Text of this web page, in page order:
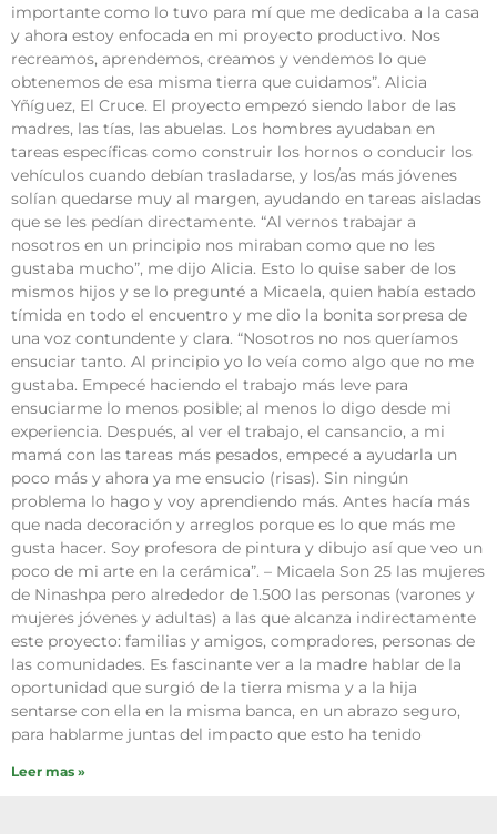
importante como lo tuvo para mí que me dedicaba a la casa
y ahora estoy enfocada en mi proyecto productivo. Nos
recreamos, aprendemos, creamos y vendemos lo que
obtenemos de esa misma tierra que cuidamos”. Alicia
Yñíguez, El Cruce. El proyecto empezó siendo labor de las
madres, las tías, las abuelas. Los hombres ayudaban en
tareas específicas como construir los hornos o conducir los
vehículos cuando debían trasladarse, y los/as más jóvenes
solían quedarse muy al margen, ayudando en tareas aisladas
que se les pedían directamente. “Al vernos trabajar a
nosotros en un principio nos miraban como que no les
gustaba mucho”, me dijo Alicia. Esto lo quise saber de los
mismos hijos y se lo pregunté a Micaela, quien había estado
tímida en todo el encuentro y me dio la bonita sorpresa de
una voz contundente y clara. “Nosotros no nos queríamos
ensuciar tanto. Al principio yo lo veía como algo que no me
gustaba. Empecé haciendo el trabajo más leve para
ensuciarme lo menos posible; al menos lo digo desde mi
experiencia. Después, al ver el trabajo, el cansancio, a mi
mamá con las tareas más pesados, empecé a ayudarla un
poco más y ahora ya me ensucio (risas). Sin ningún
problema lo hago y voy aprendiendo más. Antes hacía más
que nada decoración y arreglos porque es lo que más me
gusta hacer. Soy profesora de pintura y dibujo así que veo un
poco de mi arte en la cerámica”. – Micaela Son 25 las mujeres
de Ninashpa pero alrededor de 1.500 las personas (varones y
mujeres jóvenes y adultas) a las que alcanza indirectamente
este proyecto: familias y amigos, compradores, personas de
las comunidades. Es fascinante ver a la madre hablar de la
oportunidad que surgió de la tierra misma y a la hija
sentarse con ella en la misma banca, en un abrazo seguro,
para hablarme juntas del impacto que esto ha tenido
Leer mas »